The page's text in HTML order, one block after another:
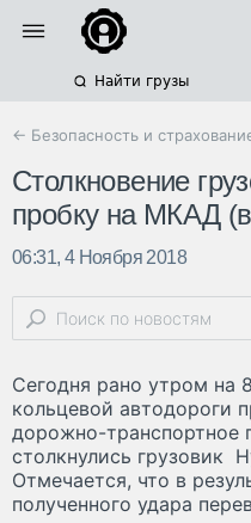
Найти грузы
← Безопасность и
Столкновение
пробку на МКАД
06:31, 4 Ноября 2018
Сегодня рано утром на
кольцевой автодороги
дорожно-транспортное
столкнулись грузовик
Отмечается, что в
полученного удара